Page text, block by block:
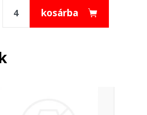
kosárba